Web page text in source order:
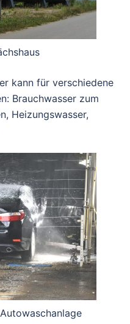
kann für verschiedene
Brauchwasser zum
Heizungswasser,